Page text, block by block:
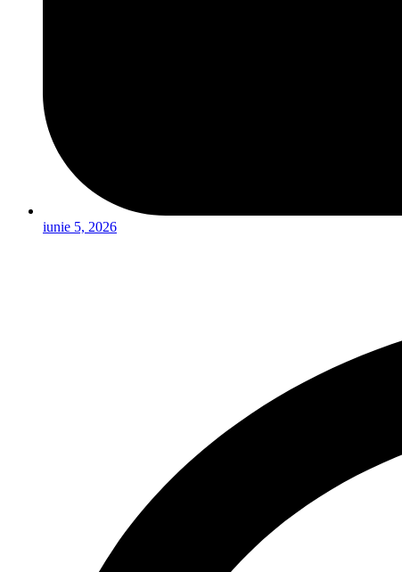
iunie 5, 2026